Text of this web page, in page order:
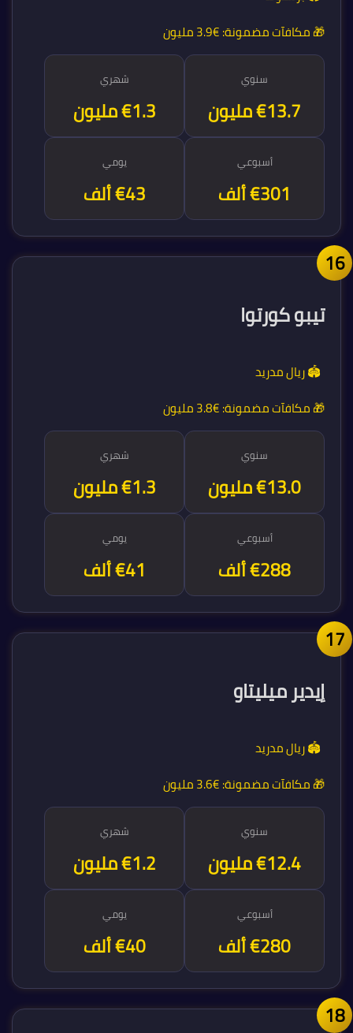
🎁 مكافآت مضمونة:€3.9 مليون
سنوي
€15.6 مليون
شهري
€1.3 مليون
أسبوعي
€301 ألف
يومي
€43 ألف
تيبو كورتوا
🏟️ ريال مدريد
🎁 مكافآت مضمونة:€3.8 مليون
سنوي
€15 مليون
شهري
€1.3 مليون
أسبوعي
€288 ألف
يومي
€41 ألف
إيدير ميليتاو
🏟️ ريال مدريد
🎁 مكافآت مضمونة:€3.6 مليون
سنوي
€14.6 مليون
شهري
€1.2 مليون
أسبوعي
€280 ألف
يومي
€40 ألف